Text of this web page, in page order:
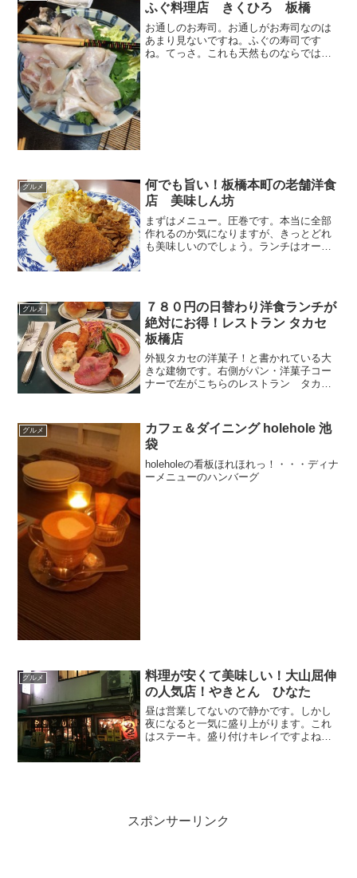
ふぐ料理店 きくひろ 板橋
お通しのお寿司。お通しがお寿司なのは
あまり見ないですね。ふぐの寿司です
ね。てっさ。これも天然ものならではの
グルメ
何でも旨い！板橋本町の老舗洋食
店 美味しん坊
まずはメニュー。圧巻です。本当に全部
作れるのか気になりますが、きっとどれ
も美味しいのでしょう。ランチはオール
グルメ
７８０円の日替わり洋食ランチが
絶対にお得！レストラン タカセ
板橋店
外観タカセの洋菓子！と書かれている大
きな建物です。右側がパン・洋菓子コー
ナーで左がこちらのレストラン タカセ
えば、まずディスプレイを見て、これは
美味しそうだとかを想像す...
グルメ
カフェ＆ダイニング holehole 池
袋
holeholeの看板ほれほれっ！・・・ディナ
ーメニューのハンバーグ
グルメ
料理が安くて美味しい！大山屈伸
の人気店！やきとん ひなた
昼は営業してないので静かです。しかし
夜になると一気に盛り上がります。これ
はステーキ。盛り付けキレイですよね。
スポンサーリンク